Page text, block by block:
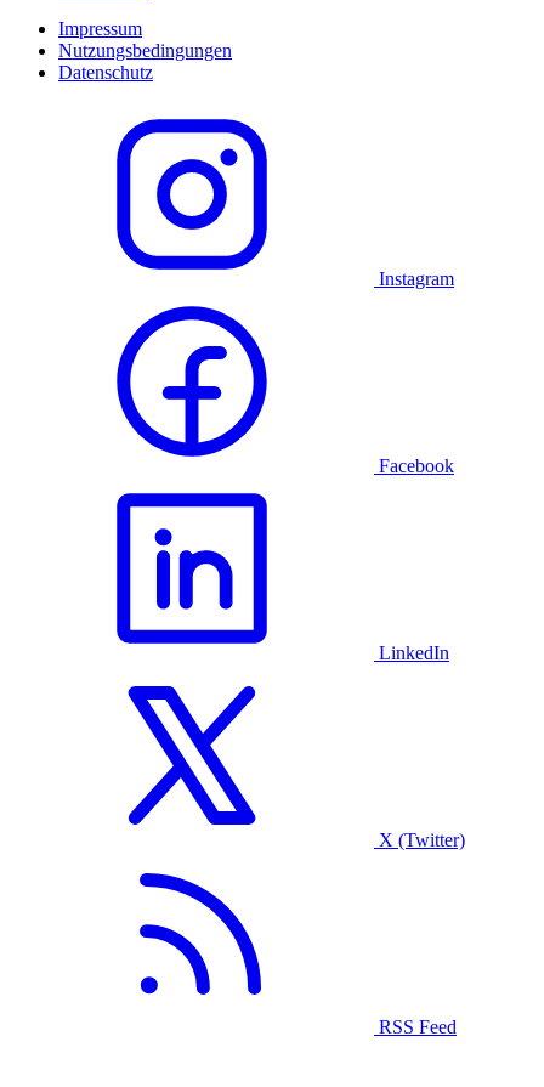
Impressum
Nutzungsbedingungen
Datenschutz
Instagram
Facebook
LinkedIn
X (Twitter)
RSS Feed